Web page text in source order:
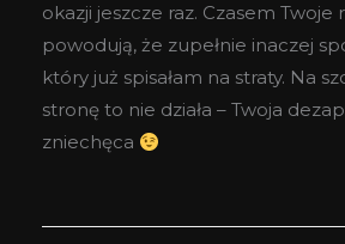
okazji jeszcze raz. Czasem Twoje
powodują, że zupełnie inaczej
który już spisałam na straty. Na
stronę to nie działa – Twoja
zniechęca